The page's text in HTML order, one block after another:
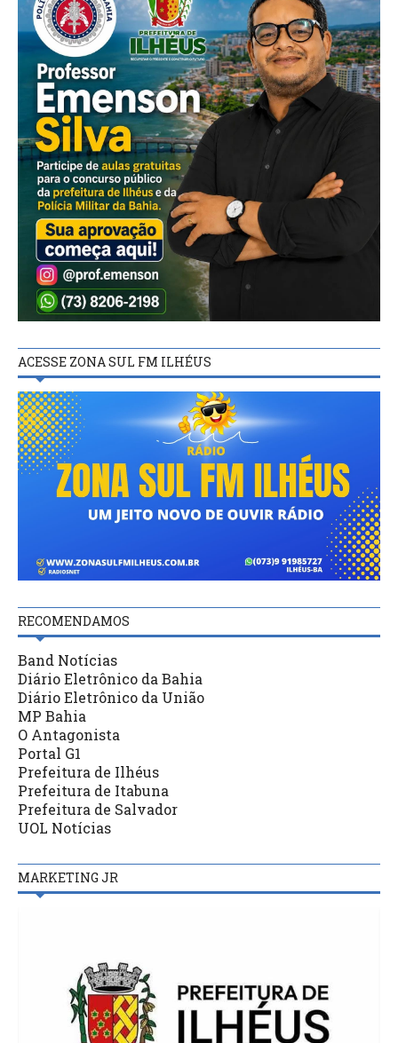
ACESSE ZONA SUL FM ILHÉUS
RECOMENDAMOS
Band Notícias
Diário Eletrônico da Bahia
Diário Eletrônico da União
MP Bahia
O Antagonista
Portal G1
Prefeitura de Ilhéus
Prefeitura de Itabuna
Prefeitura de Salvador
UOL Notícias
MARKETING JR